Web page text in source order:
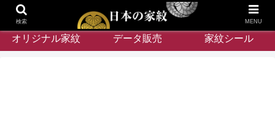
オリジナル家紋 データ販売 家紋シール
検索 MENU